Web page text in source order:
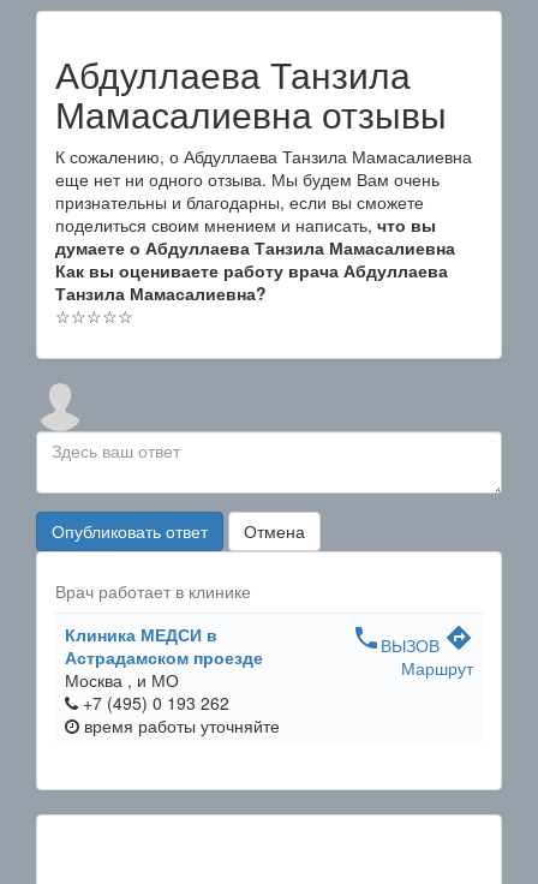
Абдуллаева Танзила
Мамасалиевна отзывы
К сожалению, о Абдуллаева Танзила Мамасалиевна
еще нет ни одного отзыва. Мы будем Вам очень
признательны и благодарны, если вы сможете
поделиться своим мнением и написать, что вы
думаете о Абдуллаева Танзила Мамасалиевна
Как вы оцениваете работу врача Абдуллаева
Танзила Мамасалиевна?
☆☆☆☆☆
Опубликовать ответ Отмена
Врач работает в клинике
Клиника МЕДСИ в
Астрадамском проезде
Москва , и МО
+7 (495) 0 193 262
время работы уточняйте
phone ВЫЗОВ directions
Маршрут